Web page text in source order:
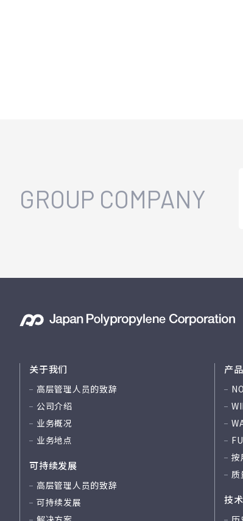
GROUP COMPANY
关于我们
高层管理人员的致辞
公司介绍
业务概况
业务地点
可持续发展
高层管理人员的致辞
可持续发展
产
按
质
技